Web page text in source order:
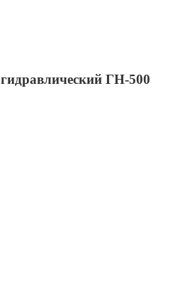
ГН-500